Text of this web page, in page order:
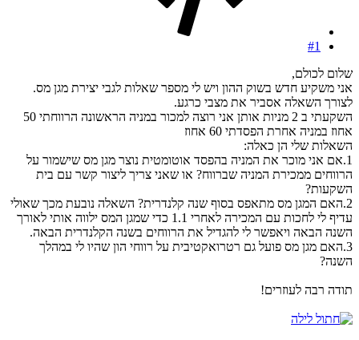
#1
שלום לכולם,
אני משקיע חדש בשוק ההון ויש לי מספר שאלות לגבי יצירת מגן מס.
לצורך השאלה אסביר את מצבי כרגע.
השקעתי ב 2 מניות אותן אני רוצה למכור במניה הראשונה הרווחתי 50
אחוז במניה אחרת הפסדתי 60 אחוז
השאלות שלי הן כאלה:
1.אם אני מוכר את המניה בהפסד אוטומטית נוצר מגן מס שישמור על
הרווחים ממכירת המניה שברווח? או שאני צריך ליצור קשר עם בית
השקעות?
2.האם המגן מס מתאפס בסוף שנה קלנדרית? השאלה נובעת מכך שאולי
עדיף לי לחכות עם המכירה לאחרי 1.1 כדי שמגן המס ילווה אותי לאורך
השנה הבאה ויאפשר לי להגדיל את הרווחים בשנה הקלנדרית הבאה.
3.האם מגן מס פועל גם רטרואקטיבית על רווחי הון שהיו לי במהלך
השנה?
תודה רבה לעוזרים!